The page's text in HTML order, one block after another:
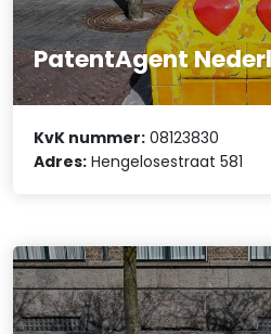
PatentAgent
KvK nummer: 08123830
Adres: Hengelosestraat 581